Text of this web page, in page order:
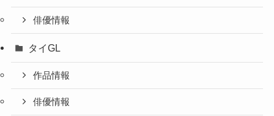
俳優情報
タイGL
作品情報
俳優情報